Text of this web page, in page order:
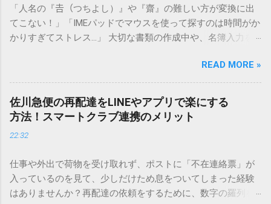
「人名の『𠮷（つちよし）』や『齋』の難しい方が変換に出
てこない！」「IMEパッドでマウスを使って探すのは時間がか
かりすぎてストレス…」 大切な書類の作成中や、名簿入力を
てしまいますよね。多くの人が「IMEパッド（手書き入力）」
を使いますが、実はマウスで一画ずつ書くのは非効率です
し、似た漢字が多すぎて結局見つからないことも少なくあり
ません。 そこで今回は、IMEパッドを使わずに、特定のコー
ドを打ち込むだけで一瞬で旧字や外字、特殊記号を呼び出す
「文字コード入力」のテクニックを詳しく解説します。 この
必要はありません。 1. なぜ「変換」しても旧字・外字が出て
こないのか？ そもそも、なぜ普通の変換で出てこない漢字が
あるのでしょうか。その理由は、パソコンが文字を認識する
READ MORE »
佐川急便の再配達をLINEやアプリで楽にする
方法！スマートクラブ連携のメリット
22:32
仕事や外出で荷物を受け取れず、ポストに「不在連絡票」が
入っているのを見て、少しだけため息をついてしまった経験
はありませんか？再配達の依頼をするために、数字の羅列を